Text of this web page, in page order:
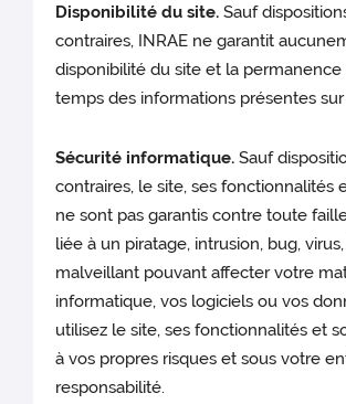
Disponibilité du site. Sauf
contraires, INRAE ne garantit
disponibilité du site et la permanence
temps des informations présentes sur
Sécurité informatique. Sauf
contraires, le site, ses fonctionnalités
ne sont pas garantis contre toute
liée à un piratage, intrusion, bug,
malveillant pouvant affecter votre
informatique, vos logiciels ou vos
utilisez le site, ses fonctionnalités et
à vos propres risques et sous votre
responsabilité.